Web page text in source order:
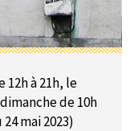
à 21h, le
de 10h
mai 2023)